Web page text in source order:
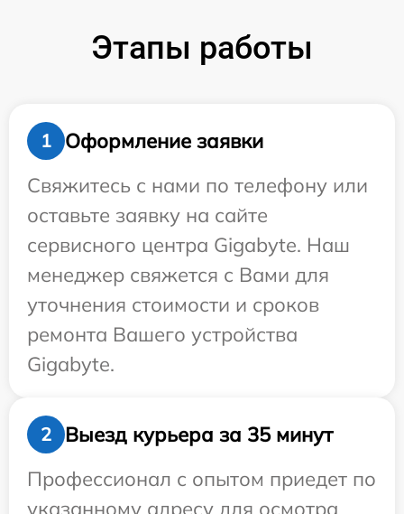
Этапы работы
1
Оформление заявки
Свяжитесь с нами по телефону или
оставьте заявку на сайте
сервисного центра Gigabyte. Наш
менеджер свяжется с Вами для
уточнения стоимости и сроков
ремонта Вашего устройства
Gigabyte.
2
Выезд курьера за 35 минут
Профессионал с опытом приедет по
указанному адресу для осмотра